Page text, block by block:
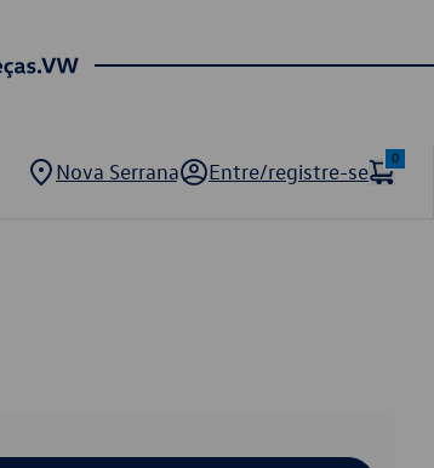
Nova Serrana Entre/registre-se
0